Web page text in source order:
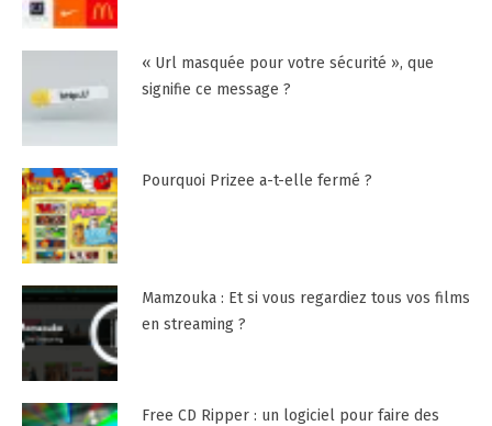
« Url masquée pour votre sécurité », que
signifie ce message ?
Pourquoi Prizee a-t-elle fermé ?
Mamzouka : Et si vous regardiez tous vos films
en streaming ?
Free CD Ripper : un logiciel pour faire des